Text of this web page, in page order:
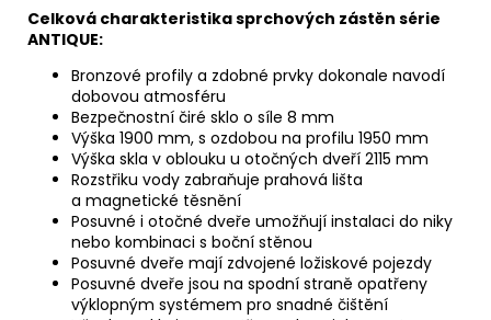
Celková charakteristika sprchových zástěn série
ANTIQUE:
Bronzové profily a zdobné prvky dokonale navodí
dobovou atmosféru
Bezpečnostní čiré sklo o síle 8 mm
Výška 1900 mm, s ozdobou na profilu 1950 mm
Výška skla v oblouku u otočných dveří 2115 mm
Rozstřiku vody zabraňuje prahová lišta
a magnetické těsnění
Posuvné i otočné dveře umožňují instalaci do niky
nebo kombinaci s boční stěnou
Posuvné dveře mají zdvojené ložiskové pojezdy
Posuvné dveře jsou na spodní straně opatřeny
výklopným systémem pro snadné čištění